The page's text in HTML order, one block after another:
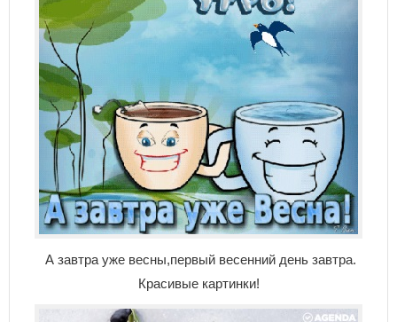
А завтра уже весны,первый весенний день завтра.
Красивые картинки!